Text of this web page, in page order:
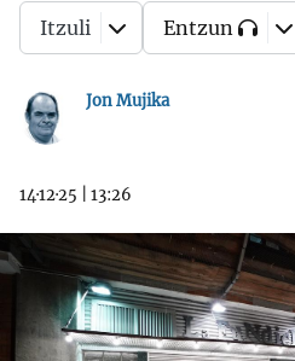
Jon Mujika
14·12·25 13:26
Itzuli Entzun